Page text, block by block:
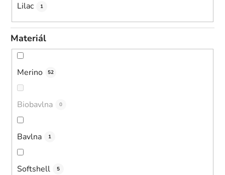
Lilac 1
Materiál
Merino 52
Biobavlna 0
Bavlna 1
Softshell 5